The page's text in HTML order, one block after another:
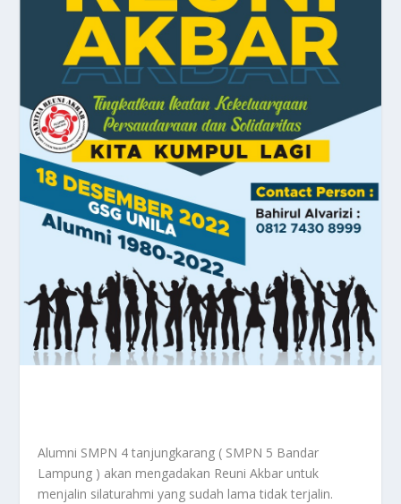
Alumni SMPN 4 tanjungkarang ( SMPN 5 Bandar
Lampung ) akan mengadakan Reuni Akbar untuk
menjalin silaturahmi yang sudah lama tidak terjalin.